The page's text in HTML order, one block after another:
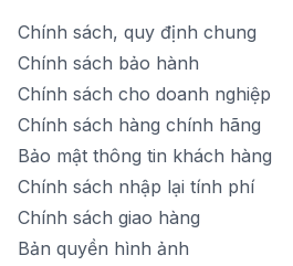
Chính sách, quy định chung
Chính sách bảo hành
Chính sách cho doanh nghiệp
Chính sách hàng chính hãng
Bảo mật thông tin khách hàng
Chính sách nhập lại tính phí
Chính sách giao hàng
Bản quyền hình ảnh